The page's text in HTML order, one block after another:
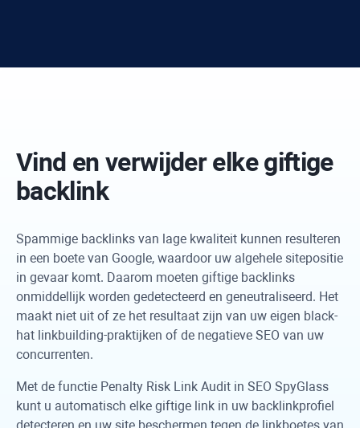
Vind en verwijder elke giftige
backlink
Spammige backlinks van lage kwaliteit kunnen resulteren
in een boete van Google, waardoor uw algehele sitepositie
in gevaar komt. Daarom moeten giftige backlinks
onmiddellijk worden gedetecteerd en geneutraliseerd. Het
maakt niet uit of ze het resultaat zijn van uw eigen black-
hat linkbuilding-praktijken of de negatieve SEO van uw
concurrenten.
Met de functie Penalty Risk Link Audit in SEO SpyGlass
kunt u automatisch elke giftige link in uw backlinkprofiel